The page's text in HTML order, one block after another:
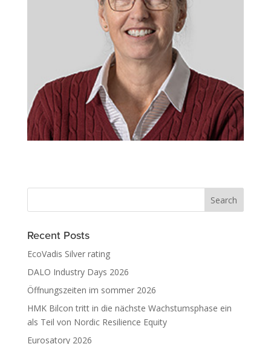
Recent Posts
EcoVadis Silver rating
DALO Industry Days 2026
Öffnungszeiten im sommer 2026
HMK Bilcon tritt in die nächste Wachstumsphase ein
als Teil von Nordic Resilience Equity
Eurosatory 2026